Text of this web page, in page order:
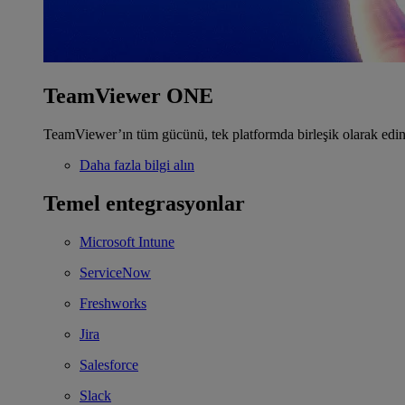
TeamViewer ONE
TeamViewer’ın tüm gücünü, tek platformda birleşik olarak
Daha fazla bilgi alın
Temel entegrasyonlar
Microsoft Intune
ServiceNow
Freshworks
Jira
Salesforce
Slack